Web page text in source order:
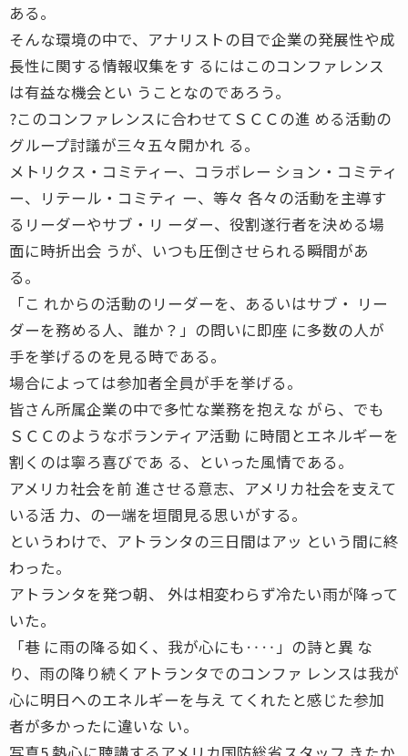
ある。
そんな環境の中で、アナリストの目で企業の発展性や成
長性に関する情報収集をす るにはこのコンファレンス
は有益な機会とい うことなのであろう。
?このコンファレンスに合わせてＳＣＣの進 める活動の
グループ討議が三々五々開かれ る。
メトリクス・コミティー、コラボレー ション・コミティ
ー、リテール・コミティ ー、等々 各々の活動を主導す
るリーダーやサブ・リ ーダー、役割遂行者を決める場
面に時折出会 うが、いつも圧倒させられる瞬間があ
る。
「こ れからの活動のリーダーを、あるいはサブ・ リー
ダーを務める人、誰か？」の問いに即座 に多数の人が
手を挙げるのを見る時である。
場合によっては参加者全員が手を挙げる。
皆さん所属企業の中で多忙な業務を抱えな がら、でも
ＳＣＣのようなボランティア活動 に時間とエネルギーを
割くのは寧ろ喜びであ る、といった風情である。
アメリカ社会を前 進させる意志、アメリカ社会を支えて
いる活 力、の一端を垣間見る思いがする。
というわけで、アトランタの三日間はアッ という間に終
わった。
アトランタを発つ朝、 外は相変わらず冷たい雨が降って
いた。
「巷 に雨の降る如く、我が心にも‥‥」の詩と異 な
り、雨の降り続くアトランタでのコンファ レンスは我が
心に明日へのエネルギーを与え てくれたと感じた参加
者が多かったに違いな い。